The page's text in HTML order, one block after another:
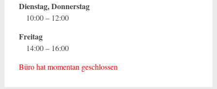
Dienstag, Donnerstag
10:00 – 12:00
Freitag
14:00 – 16:00
Büro hat momentan geschlossen